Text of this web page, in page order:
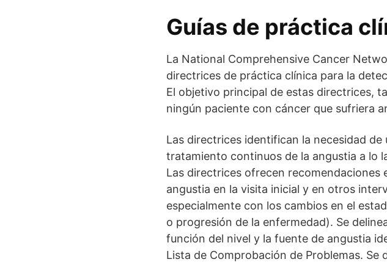
Guías de práctica
La National Comprehensive Cancer
directrices de práctica clínica para la
El objetivo principal de estas directrices,
ningún paciente con cáncer que sufriera
Las directrices identifican la necesidad
tratamiento continuos de la angustia a lo
Las directrices ofrecen recomendaciones
angustia en la visita inicial y en otros
especialmente con los cambios en el
o progresión de la enfermedad). Se
función del nivel y la fuente de angustia
Lista de Comprobación de Problemas.